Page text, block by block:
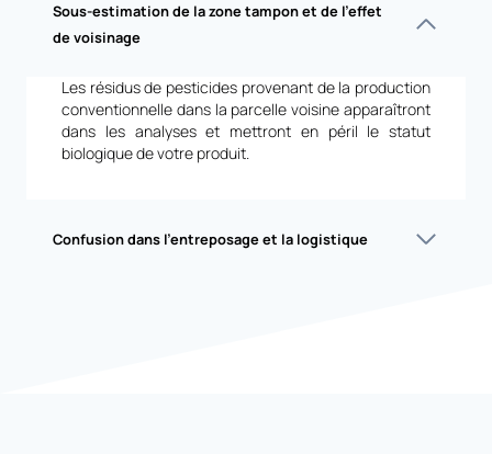
Sous-estimation de la zone tampon et de l’effet
de voisinage
Les résidus de pesticides provenant de la production
conventionnelle dans la parcelle voisine apparaîtront
dans les analyses et mettront en péril le statut
biologique de votre produit.
Confusion dans l’entreposage et la logistique